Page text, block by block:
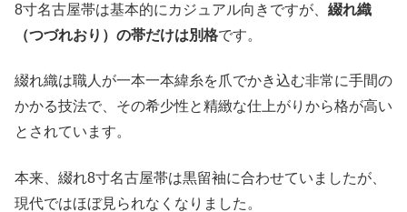
8寸名古屋帯は基本的にカジュアル向きですが、 綴れ織
（つづれおり）の帯だけは別格です。
綴れ織は職人が一本一本緯糸を爪でかき込む非常に手間の
かかる技法で、その希少性と精緻な仕上がりから格が高い
とされています。
本来、綴れ8寸名古屋帯は黒留袖に合わせていましたが、
現代ではほぼ見られなくなりました。